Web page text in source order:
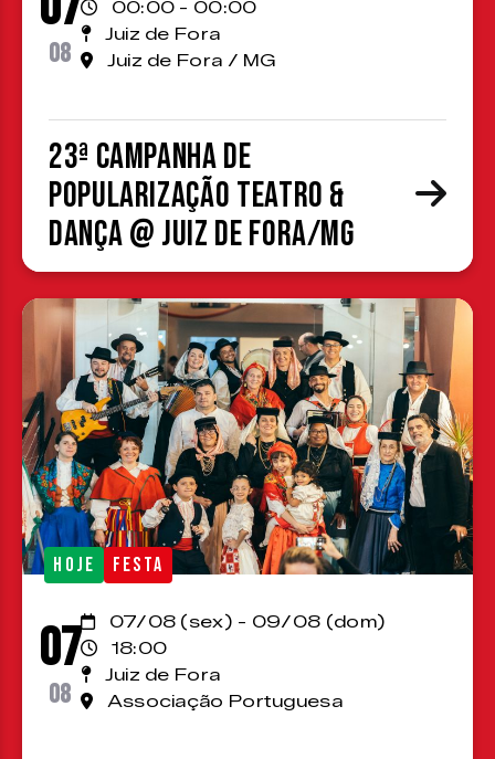
08
00:00 - 00:00
Juiz de Fora
Juiz de Fora / MG
23ª Campanha de
Popularização Teatro &
Dança @ Juiz de Fora/MG
HOJE FESTA
07
08
07/08 (sex) - 09/08 (dom)
18:00
Juiz de Fora
Associação Portuguesa